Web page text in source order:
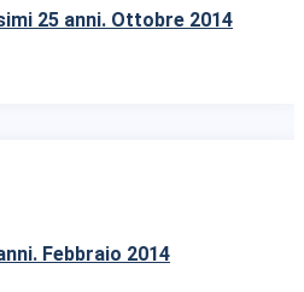
25 anni. Ottobre 2014
Febbraio 2014